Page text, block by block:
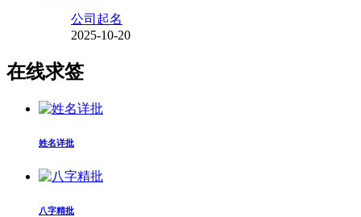
公司起名
2025-10-20
在线求签
姓名详批
八字精批